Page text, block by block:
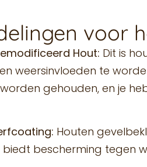
voor
Hout: Dit is
weersinvloeden te
gehouden, en je
Houten
bescherming tegen